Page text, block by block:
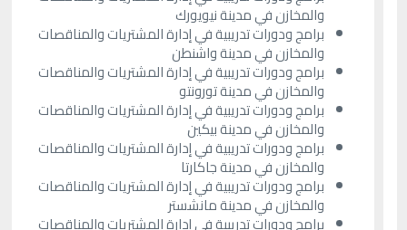
والمخازن في مدينة نيويورك
برامج ودورات تدريبية في إدارة المشتريات والمناقصات
والمخازن في مدينة واشنطن
برامج ودورات تدريبية في إدارة المشتريات والمناقصات
والمخازن في مدينة تورونتو
برامج ودورات تدريبية في إدارة المشتريات والمناقصات
والمخازن في مدينة بيكين
برامج ودورات تدريبية في إدارة المشتريات والمناقصات
والمخازن في مدينة جاكارتا
برامج ودورات تدريبية في إدارة المشتريات والمناقصات
والمخازن في مدينة مانشستر
برامج ودورات تدريبية في إدارة المشتريات والمناقصات